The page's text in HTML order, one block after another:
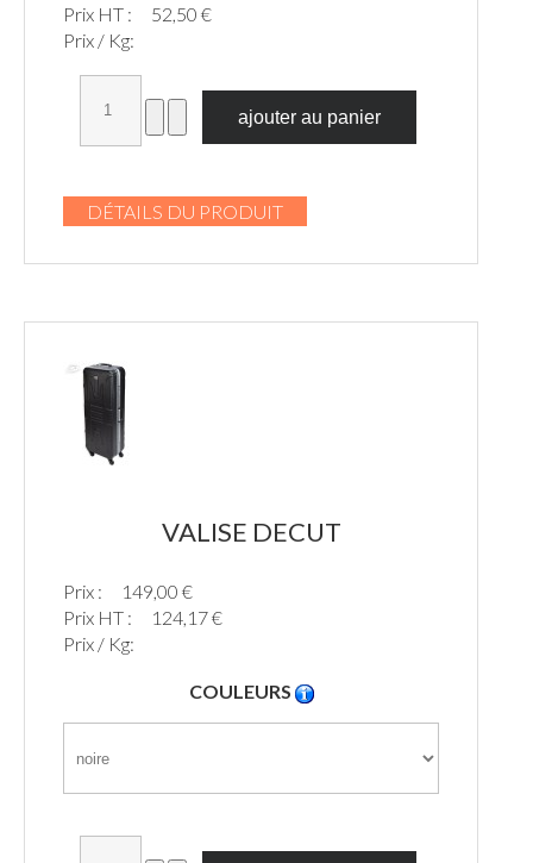
Prix HT :
52,50 €
Prix / Kg:
DÉTAILS DU PRODUIT
VALISE DECUT
Prix :
149,00 €
Prix HT :
124,17 €
Prix / Kg:
COULEURS